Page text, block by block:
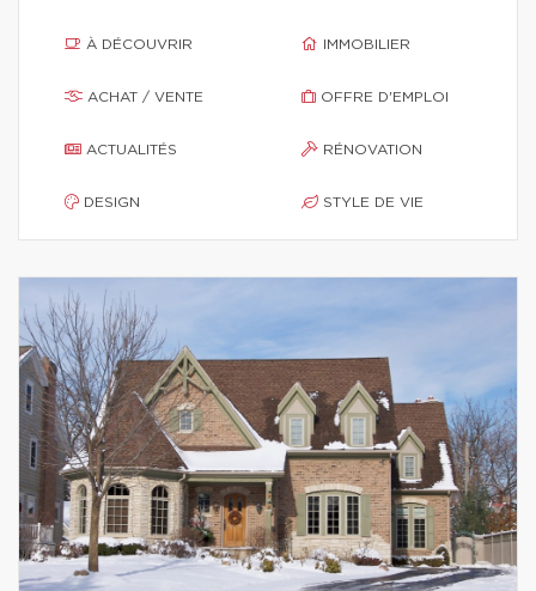
À DÉCOUVRIR
ACHAT / VENTE
ACTUALITÉS
DESIGN
IMMOBILIER
OFFRE D'EMPLOI
RÉNOVATION
STYLE DE VIE